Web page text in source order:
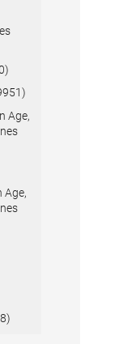
Age,
Age,